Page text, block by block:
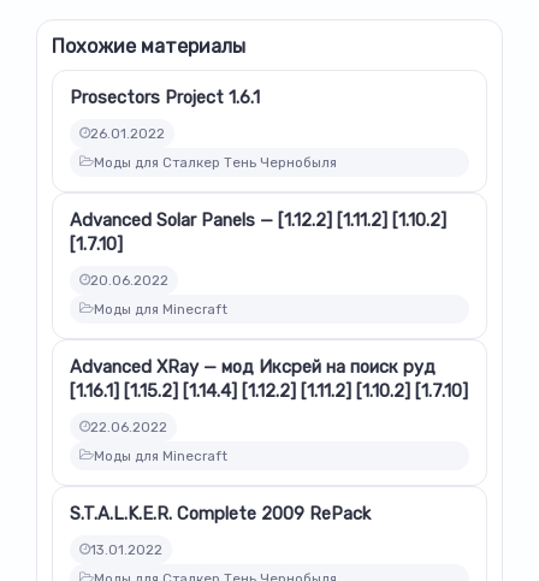
Похожие материалы
Prosectors Project 1.6.1
26.01.2022
Моды для Сталкер Тень Чернобыля
Advanced Solar Panels — [1.12.2] [1.11.2] [1.10.2]
[1.7.10]
20.06.2022
Моды для Minecraft
Advanced XRay — мод Иксрей на поиск руд
[1.16.1] [1.15.2] [1.14.4] [1.12.2] [1.11.2] [1.10.2] [1.7.10]
22.06.2022
Моды для Minecraft
S.T.A.L.K.E.R. Complete 2009 RePack
13.01.2022